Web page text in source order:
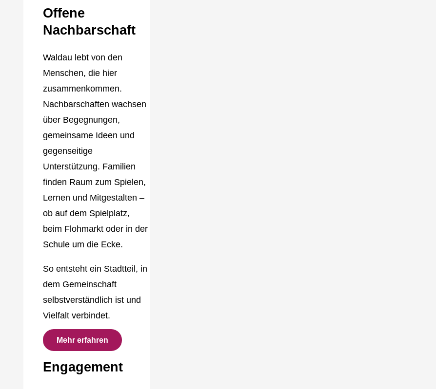
Offene
Nachbarschaft
Waldau lebt von den
Menschen, die hier
zusammenkommen.
Nachbarschaften wachsen
über Begegnungen,
gemeinsame Ideen und
gegenseitige
Unterstützung. Familien
finden Raum zum Spielen,
Lernen und Mitgestalten –
ob auf dem Spielplatz,
beim Flohmarkt oder in der
Schule um die Ecke.
So entsteht ein Stadtteil, in
dem Gemeinschaft
selbstverständlich ist und
Vielfalt verbindet.
Mehr erfahren
Engagement